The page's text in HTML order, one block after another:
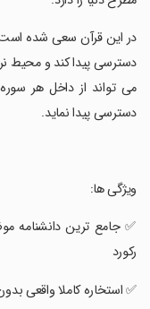
دسترسی پیدا کند و محیط
می تواند از داخل هر
دسترسی پیدا نماید.
‏ویژگی ها:
رکورد
‏✅ استخاره کاملا واقعی